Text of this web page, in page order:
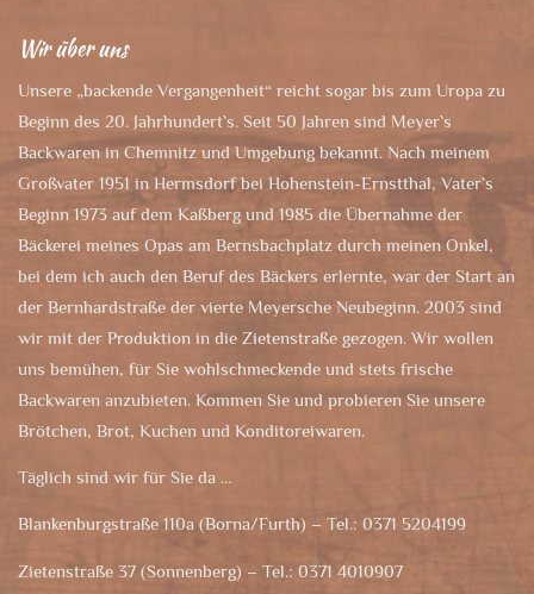
Wir über uns
Unsere „backende Vergangenheit“ reicht sogar bis zum Uropa zu
Beginn des 20. Jahrhundert`s. Seit 50 Jahren sind Meyer`s
Backwaren in Chemnitz und Umgebung bekannt. Nach meinem
Großvater 1951 in Hermsdorf bei Hohenstein-Ernstthal, Vater`s
Beginn 1973 auf dem Kaßberg und 1985 die Übernahme der
Bäckerei meines Opas am Bernsbachplatz durch meinen Onkel,
bei dem ich auch den Beruf des Bäckers erlernte, war der Start an
der Bernhardstraße der vierte Meyersche Neubeginn. 2003 sind
wir mit der Produktion in die Zietenstraße gezogen. Wir wollen
uns bemühen, für Sie wohlschmeckende und stets frische
Backwaren anzubieten. Kommen Sie und probieren Sie unsere
Brötchen, Brot, Kuchen und Konditoreiwaren.
Täglich sind wir für Sie da …
Blankenburgstraße 110a (Borna/Furth) – Tel.: 0371 5204199
Zietenstraße 37 (Sonnenberg) – Tel.: 0371 4010907